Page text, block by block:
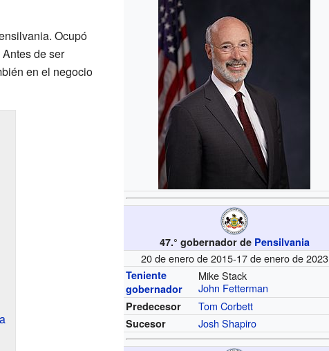
47.° gobernador de Pensilvania
20 de enero de 2015-17 de enero de 2023
Teniente
gobernador
Mike Stack
John Fetterman
Predecesor Tom Corbett
Sucesor Josh Shapiro
Ocupó
de ser
en el negocio